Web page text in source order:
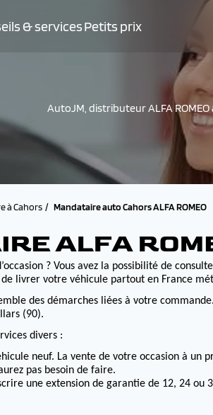
& servicesPetits prix
AutoJM, distributeur ALFA ROMEO
à Cahors Mandataire auto Cahors ALFA ROMEO
ALFA
? Vous avez la possibilité de
livrer votre véhicule partout en France
des démarches liées à votre
(90).
divers :
neuf. La vente de votre occasion à
pas besoin de faire.
une extension de garantie de 12, 24 ou